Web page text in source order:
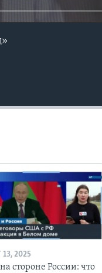
2025
стороне России: что